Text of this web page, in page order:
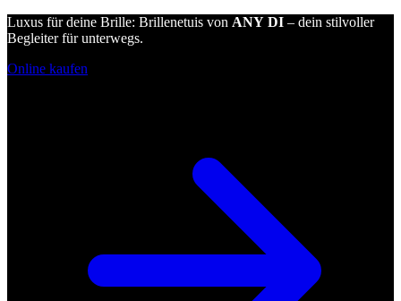
Luxus für deine Brille: Brillenetuis von ANY DI – dein stilvoller
Begleiter für unterwegs.
Online kaufen